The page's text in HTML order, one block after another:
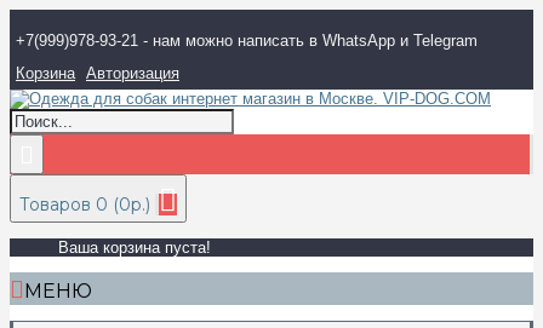
+7(999)978-93-21 - нам можно написать в WhatsApp и Telegram
Корзина Авторизация
Товаров 0 (0р.)
Ваша корзина пуста!
МЕНЮ